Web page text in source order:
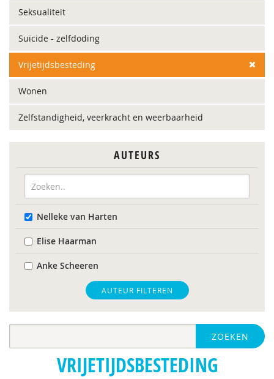
Seksualiteit
Suïcide - zelfdoding
Vrijetijdsbesteding
Wonen
Zelfstandigheid, veerkracht en weerbaarheid
AUTEURS
Nelleke van Harten
Elise Haarman
Anke Scheeren
AUTEUR FILTEREN
ZOEKEN
VRIJETIJDSBESTEDING